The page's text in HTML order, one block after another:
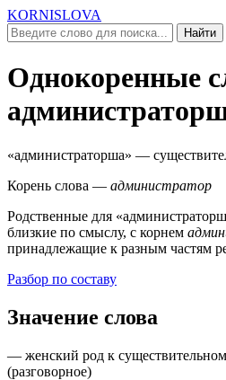
KORNISLOVA
Найти
Однокоренные
«администраторша» —
Корень слова — администратор
Родственные для
близкие по смыслу, c корнем
принадлежащие к разным частям
Разбор по составу
Значение слова
— женский род к
(разговорное)